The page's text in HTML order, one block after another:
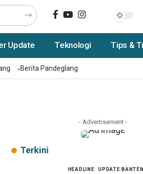
Update Teknologi Tips &
Berita Pandeglang
- Advertisement -
Terkini
HEADLINE UPDATE BANTEN